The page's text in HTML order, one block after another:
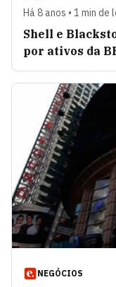
Há 8 anos • 1 min de
Shell e
por ativos da
NEGÓCIOS